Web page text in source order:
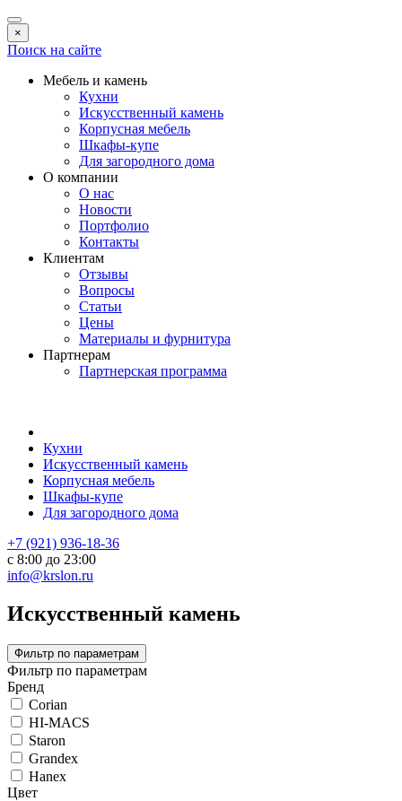
×
Поиск на сайте
Мебель и камень
Кухни
Искусственный камень
Корпусная мебель
Шкафы-купе
Для загородного дома
О компании
О нас
Новости
Портфолио
Контакты
Клиентам
Отзывы
Вопросы
Статьи
Цены
Материалы и фурнитура
Партнерам
Партнерская программа
Кухни
Искусственный камень
Корпусная мебель
Шкафы-купе
Для загородного дома
+7 (921) 936-18-36
с 8:00 до 23:00
info@krslon.ru
Искусственный камень
Фильтр по параметрам
Фильтр по параметрам
Бренд
Corian
HI-MACS
Staron
Grandex
Hanex
Цвет